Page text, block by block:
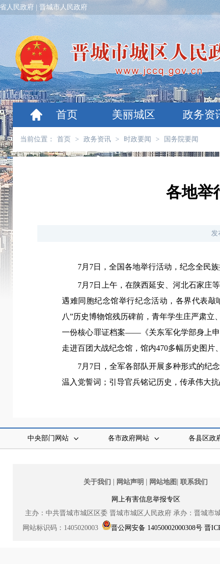
人民政府 晋城市人民政府
首页 美丽城区 政务资
当前位置： 首页 > 政务资讯 > 时政要闻 > 国务院要闻
各地举
发
7月7日，全国各地举行活动，纪念全民
7月7日上午，在陕西延安、河北石家庄
遇难同胞纪念馆举行纪念活动，各界代表
八”历史博物馆残历碑前，青年学生庄严肃
一份核心罪证档案——《关东军化学部身上
走进百团大战纪念馆，馆内470多幅历史图
7月7日，全军各部队开展多种形式的纪
温入党誓词；引导官兵铭记历史，传承伟大
中央部门网站 各市政府网站 各县区政
关于我们 | 网站声明 | 网站地图 | 联系我们
网上有害信息举报专区
主办：中共晋城市城区区委 晋城市城区人民政府 承办：晋城市
网站标识码：1405020003
晋公网安备 14050002000308号 晋